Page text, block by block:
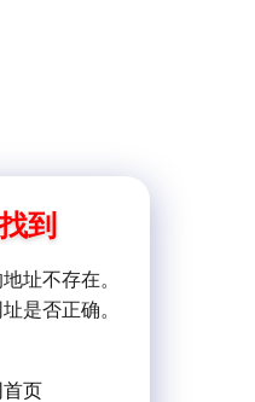
到
址不存在。
是否正确。
页